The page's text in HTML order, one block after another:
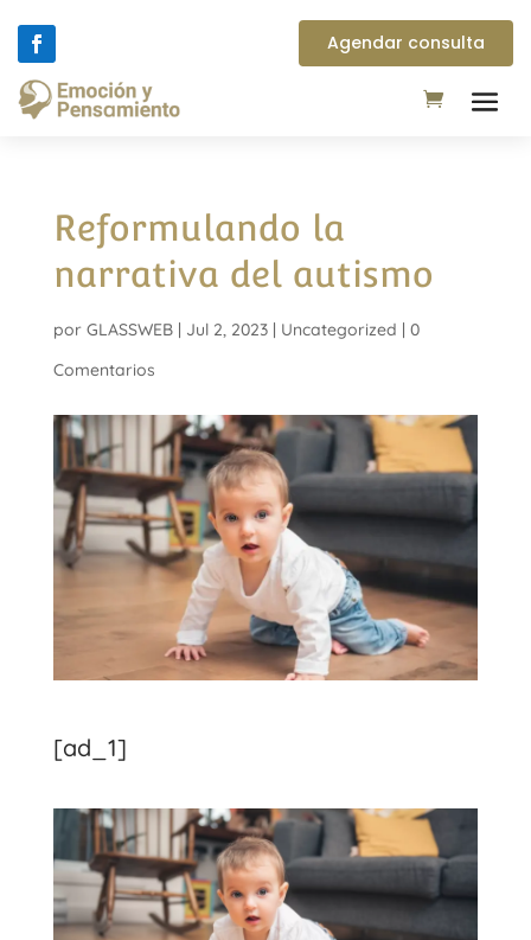
Agendar consulta
Reformulando la
narrativa del autismo
por GLASSWEB| Jul 2, 2023| Uncategorized | 0
Comentarios
[ad_1]